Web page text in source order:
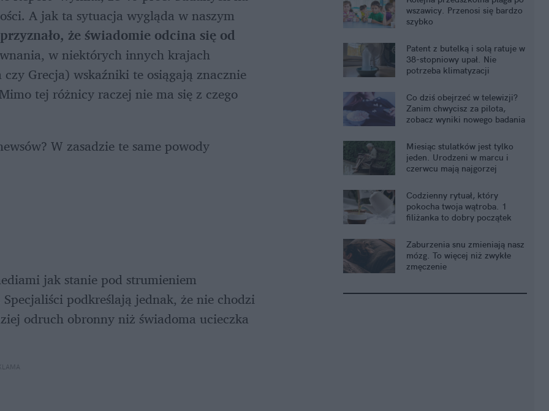
A jak ta sytuacja wygląda w naszym
że świadomie odcina się od
w niektórych innych krajach
Grecja) wskaźniki te osiągają znacznie
tej różnicy raczej nie ma się z czego
W zasadzie te same powody
jak stanie pod strumieniem
podkreślają jednak, że nie chodzi
odruch obronny niż świadoma ucieczka
wszawicy. Przenosi się bardzo
szybko
Patent z butelką i solą ratuje w
38-stopniowy upał. Nie
potrzeba klimatyzacji
Co dziś obejrzeć w telewizji?
Zanim chwycisz za pilota,
zobacz wyniki nowego badania
Miesiąc stulatków jest tylko
jeden. Urodzeni w marcu i
czerwcu mają najgorzej
Codzienny rytuał, który
pokocha twoja wątroba. 1
filiżanka to dobry początek
Zaburzenia snu zmieniają nasz
mózg. To więcej niż zwykłe
zmęczenie